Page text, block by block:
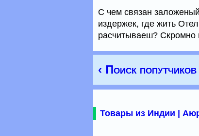
С чем связан
издержек, где жить
расчитываеш? Скромно
‹ Поиск попутчиков
Товары из Индии |